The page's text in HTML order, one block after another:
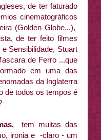
de ter faturado
cinematográficos
(Golden Globe...),
de ter feito filmes
Sensibilidade, Stuart
de Ferro ...que
em uma das
da Inglaterra
de todos os tempos é
tem muitas das
ironia e -claro - um